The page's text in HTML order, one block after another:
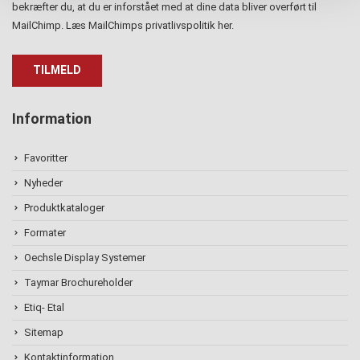
bekræfter du, at du er inforstået med at dine data bliver overført til
MailChimp. Læs MailChimps privatlivspolitik her.
Information
Favoritter
Nyheder
Produktkataloger
Formater
Oechsle Display Systemer
Taymar Brochureholder
Etiq- Etal
Sitemap
Kontaktinformation